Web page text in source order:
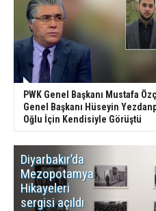
PWK Genel Başkanı Mustafa
Genel Başkanı Hüseyin
Oğlu İçin Kendisiyle Görüştü
Diyarbakır’da
Mezopotamya
Hikayeleri
sergisi açıldı